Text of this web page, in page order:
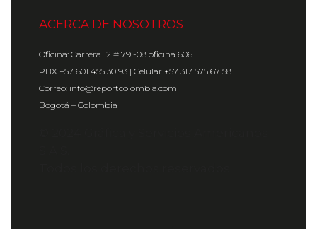
ACERCA DE NOSOTROS
Oficina: Carrera 12 # 79 -08 oficina 606
PBX +57 601 455 30 93 | Celular +57 317 575 67 58
Correo: info@reportcolombia.com
Bogotá – Colombia